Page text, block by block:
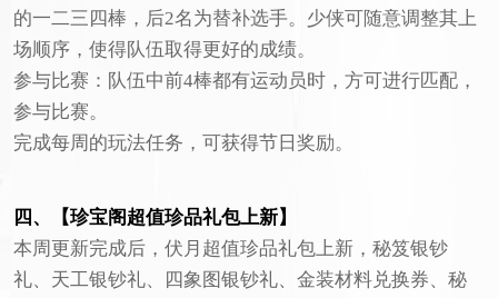
的一二三四棒，后2名为替补选手。少侠可随意调整其上
场顺序，使得队伍取得更好的成绩。
参与比赛：队伍中前4棒都有运动员时，方可进行匹配，
参与比赛。
完成每周的玩法任务，可获得节日奖励。
四、【珍宝阁超值珍品礼包上新】
本周更新完成后，伏月超值珍品礼包上新，秘笈银钞
礼、天工银钞礼、四象图银钞礼、金装材料兑换券、秘